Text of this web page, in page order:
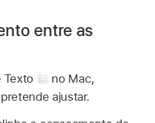
entre as
Texto
no Mac,
ajustar.